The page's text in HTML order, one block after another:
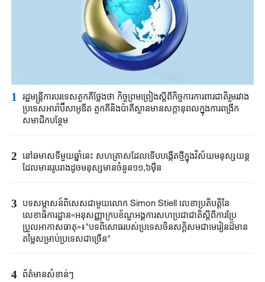
1
រដ្ឋមន្ត្រី​ការបរទេស​តួកគីថ្លែងថា ​កិច្ចព្រមព្រៀងស្តីពី​កិច្ចការការពារ​ជាតិរួមរវាង​
ប្រទេស​អា​រ៉ាប៊ី​សាអូឌីត តួកគី​និងប៉ាគីស្ថាន​មានសក្តានុពល​ក្នុងការពង្រីក​
សមាជិកបន្ថែម​
2 នៅឆមាសទីមួយ​ឆ្នាំនេះ ​សហគ្រាសដែល​ទើបបង្កើតថ្មី​ក្នុងវិស័យ​មនុស្សយន្ត​
ដែល​មាន​រូប​រាង​ដូចមនុស្ស​មានចំនួន១១,៦ម៉ឺន​
3 បទសម្ភាសន៍ពិសេសជាមួយលោក Simon Stiell លេខាប្រតិបតិ្តនៃ
លេខាធិការដ្ឋាន«អនុសញ្ញាក្របខ័ណ្ឌអង្គការសហប្រជាជាតិស្តីពីការប្រែ
ប្រួលអាកាសធាតុ»៖"បទពិសោធរបស់ប្រទេសចិនសក្តិសមជាមេរៀនដ៏មាន
តម្លៃសម្រាប់ប្រទេសជាច្រើន"
4 ព័ត៌មានសំខាន់ៗ